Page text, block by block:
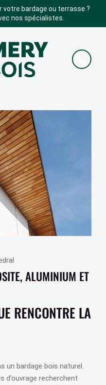
votre bardage ou terrasse ?
nos spécialistes.
ALUMINIUM ET
RENCONTRE LA
un bardage bois naturel.
recherchent